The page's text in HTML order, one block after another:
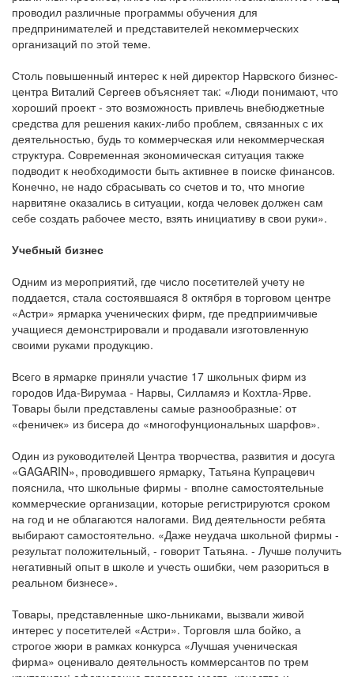
проводил различные программы обучения для
предпринимателей и представителей некоммерческих
организаций по этой теме.
Столь повышенный интерес к ней директор Нарвского бизнес-
центра Виталий Сергеев объясняет так: «Люди понимают, что
хороший проект - это возможность привлечь внебюджетные
средства для решения каких-либо проблем, связанных с их
деятельностью, будь то коммерческая или некоммерческая
структура. Современная экономическая ситуация также
подводит к необходимости быть активнее в поиске финансов.
Конечно, не надо сбрасывать со счетов и то, что многие
нарвитяне оказались в ситуации, когда человек должен сам
себе создать рабочее место, взять инициативу в свои руки».
Учебный бизнес
Одним из мероприятий, где число посетителей учету не
поддается, стала состоявшаяся 8 октября в торговом центре
«Астри» ярмарка ученических фирм, где предприимчивые
учащиеся демонстрировали и продавали изготовленную
своими руками продукцию.
Всего в ярмарке приняли участие 17 школьных фирм из
городов Ида-Вирумаа - Нарвы, Силламяэ и Кохтла-Ярве.
Товары были представлены самые разнообразные: от
«феничек» из бисера до «многофунциональных шарфов».
Один из руководителей Центра творчества, развития и досуга
«GAGARIN», проводившего ярмарку, Татьяна Купрацевич
пояснила, что школьные фирмы - вполне самостоятельные
коммерческие организации, которые регистрируются сроком
на год и не облагаются налогами. Вид деятельности ребята
выбирают самостоятельно. «Даже неудача школьной фирмы -
результат положительный, - говорит Татьяна. - Лучше получить
негативный опыт в школе и учесть ошибки, чем разориться в
реальном бизнесе».
Товары, представленные шко-льниками, вызвали живой
интерес у посетителей «Астри». Торговля шла бойко, а
строгое жюри в рамках конкурса «Лучшая ученическая
фирма» оценивало деятельность коммерсантов по трем